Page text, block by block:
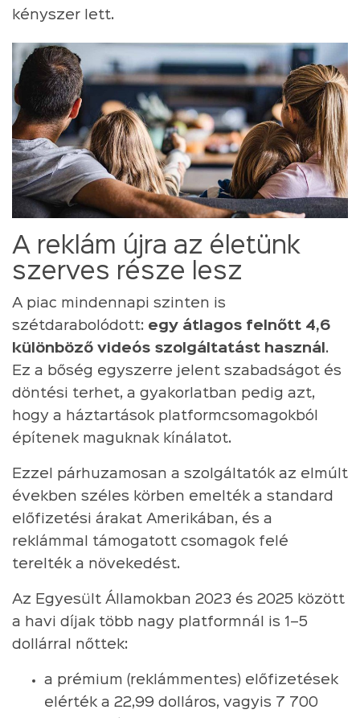
kényszer lett.
A reklám újra az életünk
szerves része lesz
A piac mindennapi szinten is
szétdarabolódott: egy átlagos felnőtt 4,6
különböző videós szolgáltatást használ .
Ez a bőség egyszerre jelent szabadságot és
döntési terhet, a gyakorlatban pedig azt,
hogy a háztartások platformcsomagokból
építenek maguknak kínálatot.
Ezzel párhuzamosan a szolgáltatók az elmúlt
években széles körben emelték a standard
előfizetési árakat Amerikában, és a
reklámmal támogatott csomagok felé
terelték a növekedést.
Az Egyesült Államokban 2023 és 2025 között
a havi díjak több nagy platformnál is 1–5
dollárral nőttek:
a prémium (reklámmentes) előfizetések
elérték a 22,99 dolláros, vagyis 7 700